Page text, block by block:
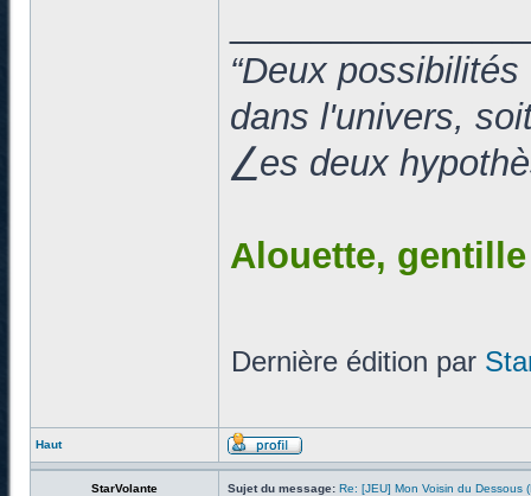
“Deux
dans l'univers,
⎳es deux
Alouette,
Dernière édition par
Haut
StarVolante Sujet du message: Re: [JEU] Mon Voisin du Dessous